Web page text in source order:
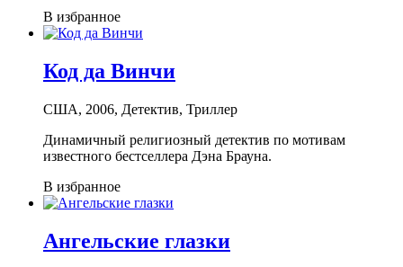
В избранное
Код да Винчи
США, 2006, Детектив, Триллер
Динамичный религиозный детектив по мотивам
известного бестселлера Дэна Брауна.
В избранное
Ангельские глазки